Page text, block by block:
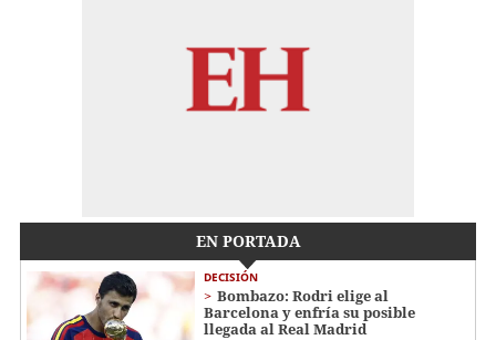
EN PORTADA
DECISIÓN
Bombazo: Rodri elige al
Barcelona y enfría su posible
llegada al Real Madrid